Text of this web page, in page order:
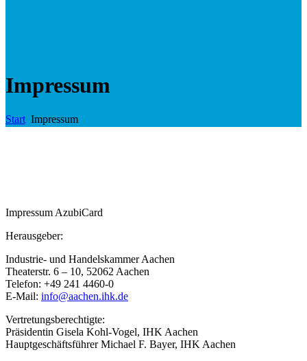
Impressum
Start Impressum
Impressum AzubiCard
Herausgeber:
Industrie- und Handelskammer Aachen
Theaterstr. 6 – 10, 52062 Aachen
Telefon: +49 241 4460-0
E-Mail: info@aachen.ihk.de
Vertretungsberechtigte:
Präsidentin Gisela Kohl-Vogel, IHK Aachen
Hauptgeschäftsführer Michael F. Bayer, IHK Aachen